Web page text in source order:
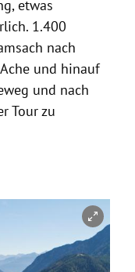
etwas
1.400
nach
und hinauf
und nach
Tour zu